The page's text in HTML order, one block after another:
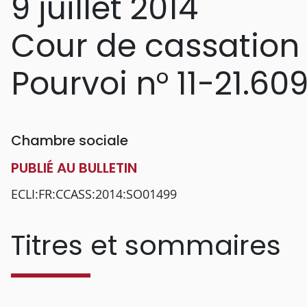
Cour de cassation
Pourvoi n° 11-
Chambre sociale
PUBLIÉ AU BULLETIN
ECLI:FR:CCASS:2014:SO01499
Titres et sommaires